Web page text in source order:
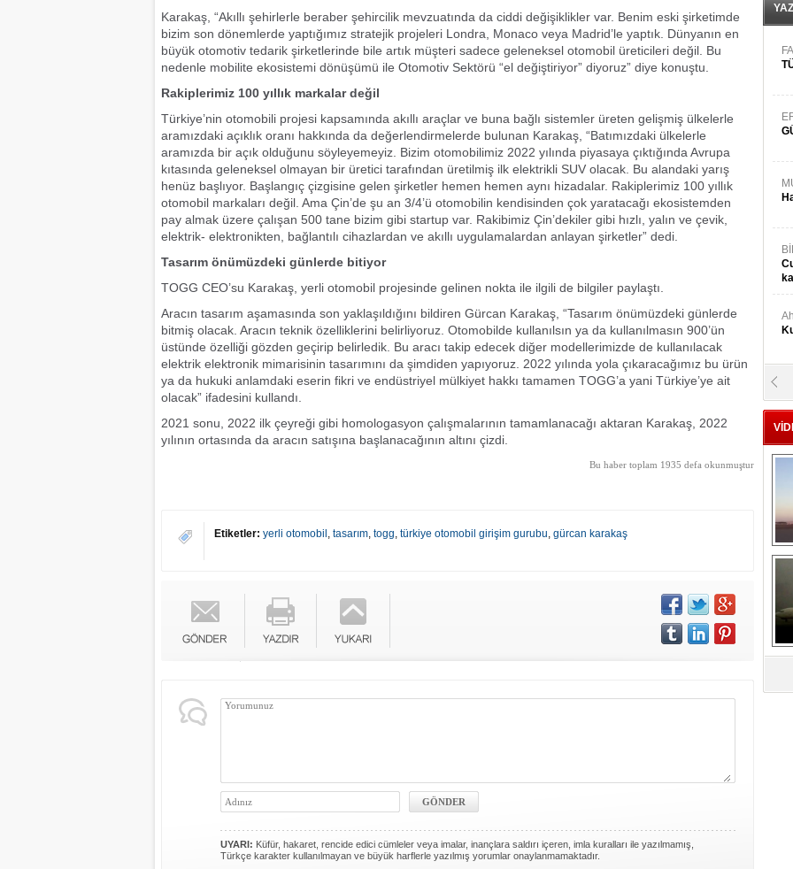
Karakaş, “Akıllı şehirlerle beraber şehircilik mevzuatında da ciddi değişiklikler var. Benim eski şirketimde
bizim son dönemlerde yaptığımız stratejik projeleri Londra, Monaco veya Madrid’le yaptık. Dünyanın en
büyük otomotiv tedarik şirketlerinde bile artık müşteri sadece geleneksel otomobil üreticileri değil. Bu
nedenle mobilite ekosistemi dönüşümü ile Otomotiv Sektörü “el değiştiriyor” diyoruz” diye konuştu.
Rakiplerimiz 100 yıllık markalar değil
Türkiye’nin otomobili projesi kapsamında akıllı araçlar ve buna bağlı sistemler üreten gelişmiş ülkelerle
aramızdaki açıklık oranı hakkında da değerlendirmelerde bulunan Karakaş, “Batımızdaki ülkelerle
aramızda bir açık olduğunu söyleyemeyiz. Bizim otomobilimiz 2022 yılında piyasaya çıktığında Avrupa
kıtasında geleneksel olmayan bir üretici tarafından üretilmiş ilk elektrikli SUV olacak. Bu alandaki yarış
henüz başlıyor. Başlangıç çizgisine gelen şirketler hemen hemen aynı hizadalar. Rakiplerimiz 100 yıllık
otomobil markaları değil. Ama Çin’de şu an 3/4’ü otomobilin kendisinden çok yaratacağı ekosistemden
pay almak üzere çalışan 500 tane bizim gibi startup var. Rakibimiz Çin’dekiler gibi hızlı, yalın ve çevik,
elektrik- elektronikten, bağlantılı cihazlardan ve akıllı uygulamalardan anlayan şirketler” dedi.
Tasarım önümüzdeki günlerde bitiyor
TOGG CEO’su Karakaş, yerli otomobil projesinde gelinen nokta ile ilgili de bilgiler paylaştı.
Aracın tasarım aşamasında son yaklaşıldığını bildiren Gürcan Karakaş, “Tasarım önümüzdeki günlerde
bitmiş olacak. Aracın teknik özelliklerini belirliyoruz. Otomobilde kullanılsın ya da kullanılmasın 900’ün
üstünde özelliği gözden geçirip belirledik. Bu aracı takip edecek diğer modellerimizde de kullanılacak
elektrik elektronik mimarisinin tasarımını da şimdiden yapıyoruz. 2022 yılında yola çıkaracağımız bu ürün
ya da hukuki anlamdaki eserin fikri ve endüstriyel mülkiyet hakkı tamamen TOGG’a yani Türkiye’ye ait
olacak” ifadesini kullandı.
2021 sonu, 2022 ilk çeyreği gibi homologasyon çalışmalarının tamamlanacağı aktaran Karakaş, 2022
yılının ortasında da aracın satışına başlanacağının altını çizdi.
Bu haber toplam 1935 defa okunmuştur
Etiketler: yerli otomobil , tasarım, togg, türkiye otomobil girişim gurubu, gürcan karakaş
UYARI: Küfür, hakaret, rencide edici cümleler veya imalar, inançlara saldırı içeren, imla kuralları ile yazılmamış,
Türkçe karakter kullanılmayan ve büyük harflerle yazılmış yorumlar onaylanmamaktadır.